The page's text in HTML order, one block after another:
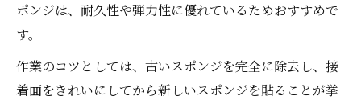
ポンジは、耐久性や弾力性に優れているためおすすめで
す。
作業のコツとしては、古いスポンジを完全に除去し、接
着面をきれいにしてから新しいスポンジを貼ることが挙